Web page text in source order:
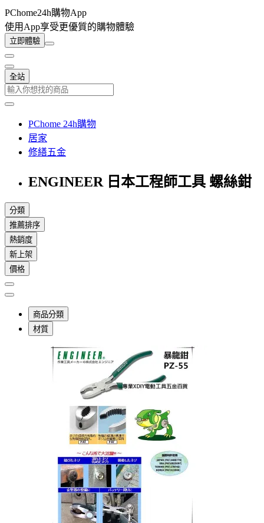
PChome24h購物App
使用App享受更優質的購物體驗
立即體驗
全站
PChome 24h購物
居家
修繕五金
ENGINEER 日本工程師工具 螺絲鉗
分類
推薦排序
熱銷度
新上架
價格
商品分類
材質